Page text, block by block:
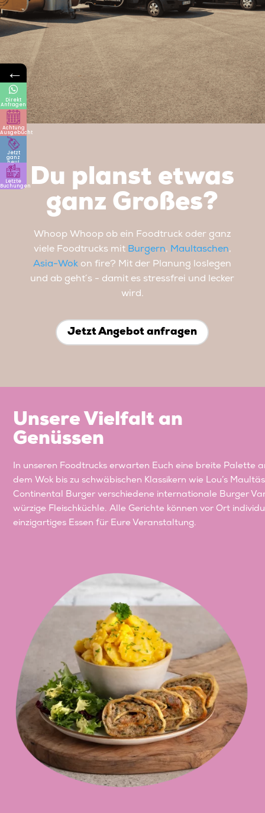
Du planst etwas
ganz Großes?
Whoop Whoop ob ein Foodtruck oder ganz
viele Foodtrucks mit Burgern, Maultaschen,
Asia-Wok on fire? Mit der Planung loslegen
und ab geht´s - damit es stressfrei und lecker
wird.
Jetzt Angebot anfragen
Unsere Vielfalt an
Genüssen
In unseren Foodtrucks erwarten Euch eine breite Palette
dem Wok bis zu schwäbischen Klassikern wie Lou’s
Continental Burger verschiedene internationale Burger
würzige Fleischküchle. Alle Gerichte können vor Ort
einzigartiges Essen für Eure Veranstaltung.
←
Direkt
Anfragen
Achtung
Ausgebucht
Jetzt
ganz
neu!
Letzte
Buchungen